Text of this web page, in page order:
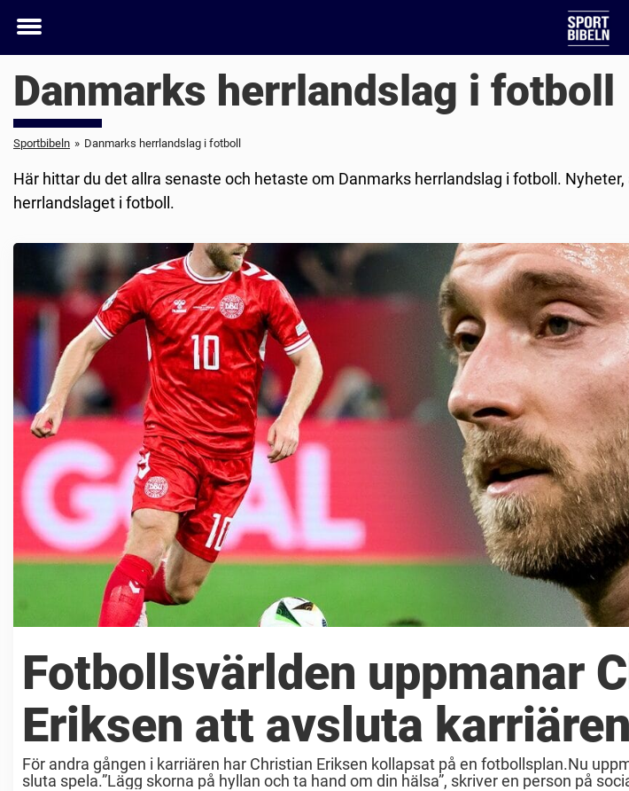
Toggle
Danmarks herrlandslag i fotboll
Sportbibeln » Danmarks herrlandslag i fotboll
Här hittar du det allra senaste och hetaste om Danmarks herrlandslag i fotboll.
herrlandslaget i fotboll.
Fotbollsvärlden uppmanar
Eriksen att avsluta karriären
För andra gången i karriären har Christian Eriksen kollapsat på en fotbollsplan.Nu
sluta spela.”Lägg skorna på hyllan och ta hand om din hälsa”, skriver en person på